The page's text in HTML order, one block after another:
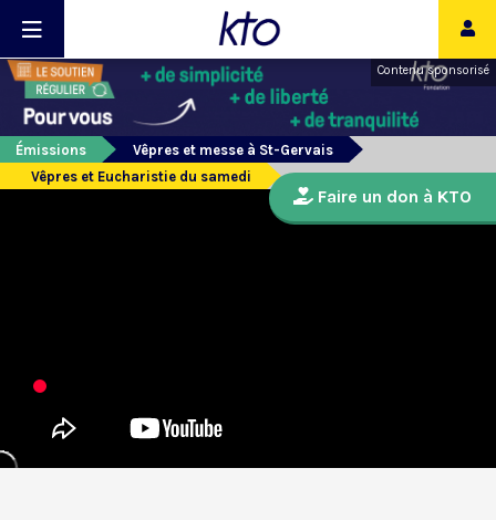
Contenu sponsorisé
Émissions
Vêpres et messe à St-Gervais
Vêpres et Eucharistie du samedi
Faire un don à KTO